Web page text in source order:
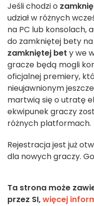
Jeśli chodzi o
udział w różnych
na PC lub konsolach,
do zamkniętej bety na
zamkniętej bet y we
gracze będą mogli
oficjalnej premiery,
nieujawnionym
martwią się o utratę
ekwipunek graczy
różnych platformach.
Rejestracja jest już
dla nowych graczy.
Ta strona może
przez SI,więcej